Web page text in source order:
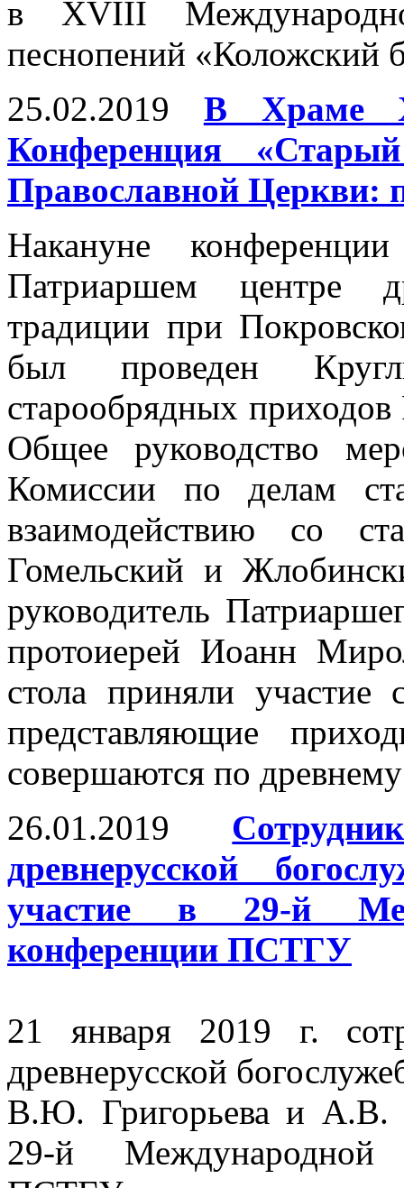
в XVIII
песнопений «Коложский
25.02.2019
В Храме
Конференция
Православной Церкви:
Накануне
Патриаршем центре
традиции при
был проведен
старообрядных
Общее руководство
Комиссии по делам
взаимодействию со
Гомельский и
руководитель
протоиерей Иоанн
стола приняли участие
представляющие
совершаются по
26.01.2019
древнерусской
участие в 29-й
конференции ПСТГУ
21 января 2019 г.
древнерусской
В.Ю. Григорьева и А.В.
29-й Международной